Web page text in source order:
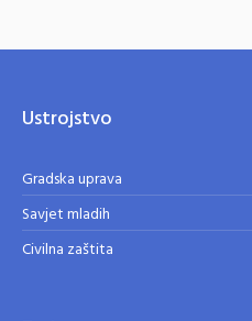
Ustrojstvo
Gradska uprava
Savjet mladih
Civilna zaštita